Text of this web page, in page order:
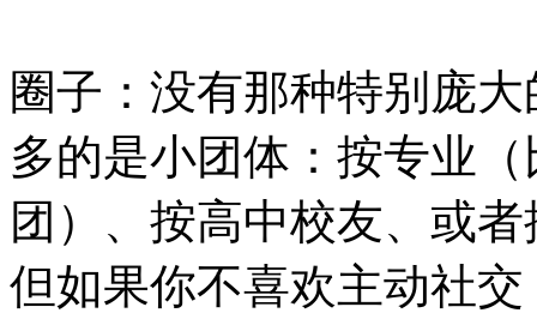
圈子：没有那种特别庞
多的是小团体：按专业
团）、按高中校友、或
但如果你不喜欢主动社